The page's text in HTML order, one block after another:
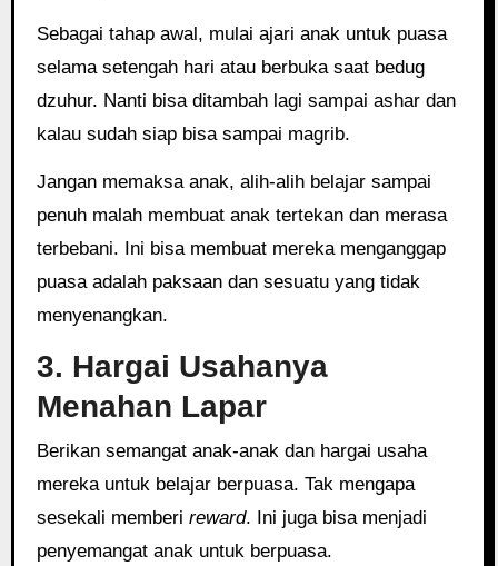
Sebagai tahap awal, mulai ajari anak untuk puasa
selama setengah hari atau berbuka saat bedug
dzuhur. Nanti bisa ditambah lagi sampai ashar dan
kalau sudah siap bisa sampai magrib.
Jangan memaksa anak, alih-alih belajar sampai
penuh malah membuat anak tertekan dan merasa
terbebani. Ini bisa membuat mereka menganggap
puasa adalah paksaan dan sesuatu yang tidak
menyenangkan.
3. Hargai Usahanya
Menahan Lapar
Berikan semangat anak-anak dan hargai usaha
mereka untuk belajar berpuasa. Tak mengapa
sesekali memberi reward. Ini juga bisa menjadi
penyemangat anak untuk berpuasa.